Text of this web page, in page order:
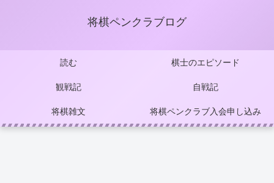
将棋ペンクラブログ
読む 棋士のエピソード
観戦記 自戦記
将棋雑文 将棋ペンクラブ入会申し込み